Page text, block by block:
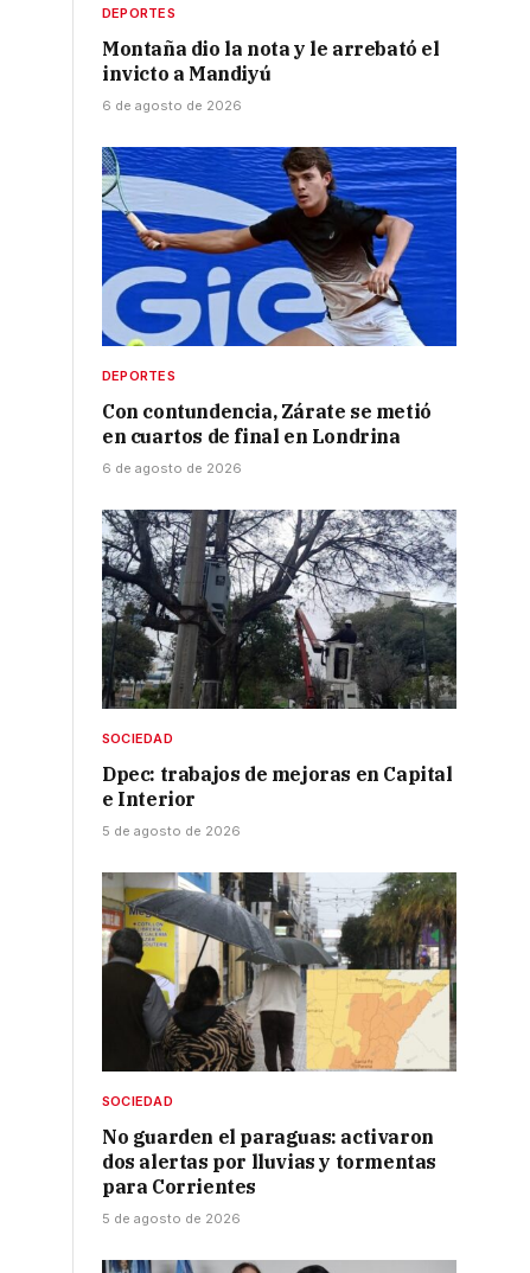
DEPORTES
Montaña dio la nota y le arrebató el
invicto a Mandiyú
6 de agosto de 2026
DEPORTES
Con contundencia, Zárate se metió
en cuartos de final en Londrina
6 de agosto de 2026
SOCIEDAD
Dpec: trabajos de mejoras en Capital
e Interior
5 de agosto de 2026
SOCIEDAD
No guarden el paraguas: activaron
dos alertas por lluvias y tormentas
para Corrientes
5 de agosto de 2026